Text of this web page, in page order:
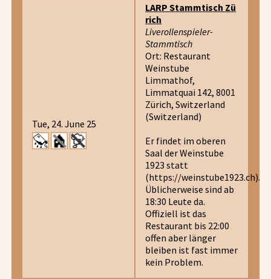
Tue, 24. June 25
LARP Stammtisch Zü
rich
Liverollenspieler-
Stammtisch
Ort: Restaurant
Weinstube
Limmathof,
Limmatquai 142, 8001
Zürich, Switzerland
(Switzerland)
Er findet im oberen
Saal der Weinstube
1923 statt
(https://weinstube1923.ch).
Üblicherweise sind ab
18:30 Leute da.
Offiziell ist das
Restaurant bis 22:00
offen aber länger
bleiben ist fast immer
kein Problem.